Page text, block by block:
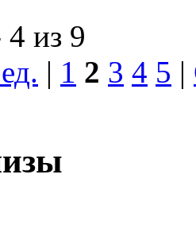
из 9
| 1 2 3 4 5 |